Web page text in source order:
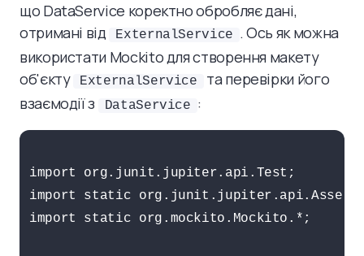
що DataService коректно обробляє дані,
отримані від
ExternalService . Ось як можна
використати Mockito для створення макету
об'єкту
ExternalService
та перевірки його
взаємодії з
DataService :
import org.junit.jupiter.api.Test;
import static
import static org.mockito.Mockito.*;